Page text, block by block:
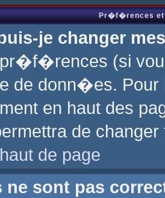
Pr�f�rences et
je changer
pr�f�rences (si
de donn�es.
en haut des
de
de page
ne sont pas